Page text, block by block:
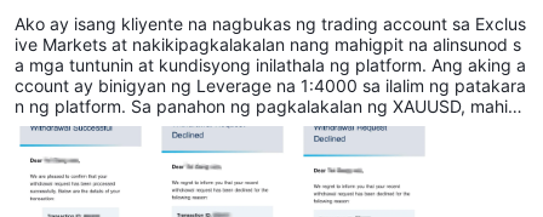
Ako ay isang kliyente na nagbukas ng trading account sa Exclus
ive Markets at nakikipagkalakalan nang mahigpit na alinsunod s
a mga tuntunin at kundisyong inilathala ng platform. Ang aking a
ccount ay binigyan ng Leverage na 1:4000 sa ilalim ng patakara
n ng platform. Sa panahon ng pagkalakalan ng XAUUSD, mahig
pit kong sinunod ang Leverage na ibinigay ng platform at isinag
awa ang mga order batay sa mga mekanismo ng merkado. Sa is
ang panahon ng malaking pagbabagu-bago ng merkado, nakap
ag-generate ako ng lehitimong kita mula sa aking mga kalakala